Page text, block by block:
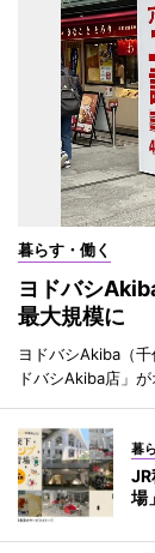
暮らす・働く
ヨドバシ
最大規模に
ヨドバシAkiba（
ドバシAkiba店」が
暮
JR
場